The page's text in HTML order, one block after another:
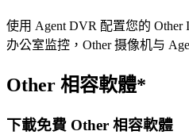
使用 Agent DVR 配置您的
办公室监控，Other 摄像机与
Other 相容軟體*
下載免費 Other 相容軟體